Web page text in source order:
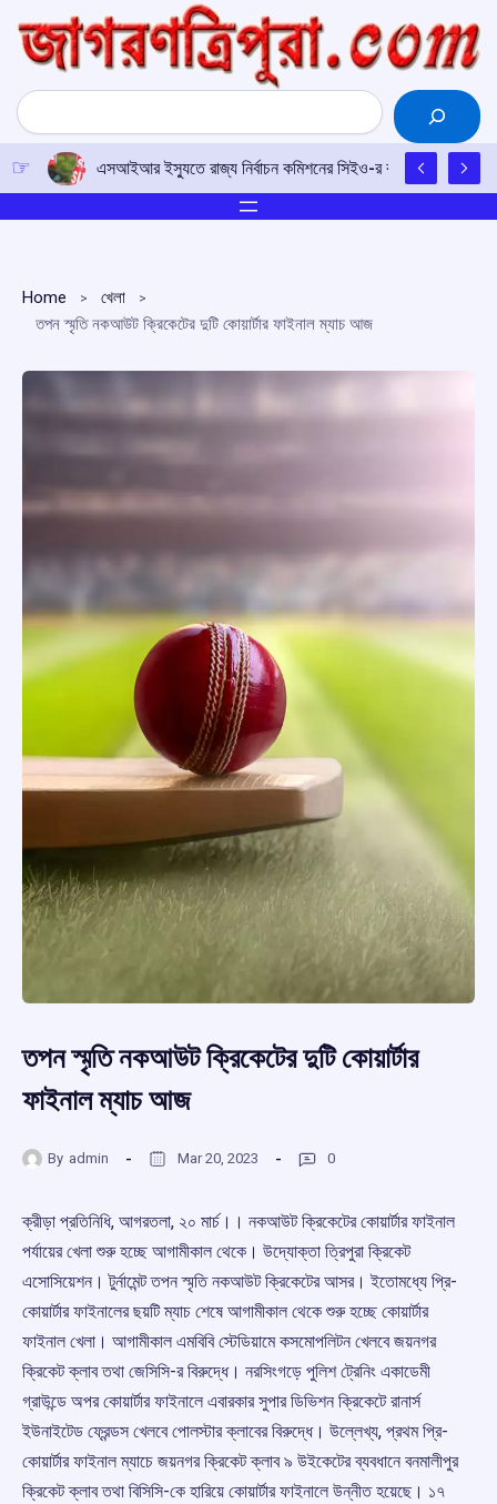
content
Search
এসআইআর ইস্যুতে রাজ্য নির্বাচন কমিশনের সিইও-র কাছে
Home
খেলা
তপন স্মৃতি নকআউট ক্রিকেটের দুটি কোয়ার্টার ফাইনাল ম্যাচ আজ
তপন স্মৃতি নকআউট ক্রিকেটের দুটি কোয়ার্টার
ফাইনাল ম্যাচ আজ
By admin Mar 20, 2023 0
ক্রীড়া প্রতিনিধি, আগরতলা, ২০ মার্চ।। নকআউট ক্রিকেটের কোয়ার্টার ফাইনাল
পর্যায়ের খেলা শুরু হচ্ছে আগামীকাল থেকে। উদ্যোক্তা ত্রিপুরা ক্রিকেট
এসোসিয়েশন। টুর্নামেন্ট তপন স্মৃতি নকআউট ক্রিকেটের আসর। ইতোমধ্যে প্রি-
কোয়ার্টার ফাইনালের ছয়টি ম্যাচ শেষে আগামীকাল থেকে শুরু হচ্ছে কোয়ার্টার
ফাইনাল খেলা‌। আগামীকাল এমবিবি স্টেডিয়ামে কসমোপলিটন খেলবে জয়নগর
ক্রিকেট ক্লাব তথা জেসিসি-র বিরুদ্ধে। নরসিংগড়ে পুলিশ ট্রেনিং একাডেমী
গ্রাউন্ডে অপর কোয়ার্টার ফাইনালে এবারকার সুপার ডিভিশন ক্রিকেটে রানার্স
ইউনাইটেড ফ্রেন্ডস খেলবে পোলস্টার ক্লাবের বিরুদ্ধে। উল্লেখ্য, প্রথম প্রি-
কোয়ার্টার ফাইনাল ম্যাচে জয়নগর ক্রিকেট ক্লাব ৯ উইকেটের ব্যবধানে বনমালীপুর
ক্রিকেট ক্লাব তথা বিসিসি-কে হারিয়ে কোয়ার্টার ফাইনালে উন্নীত হয়েছে। ১৭